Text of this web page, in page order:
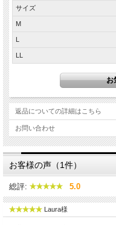
サイズ
M
返品についての詳細はこちら
お問い合わせ
お客様の声（1件）
総評: 5.0
Laura様